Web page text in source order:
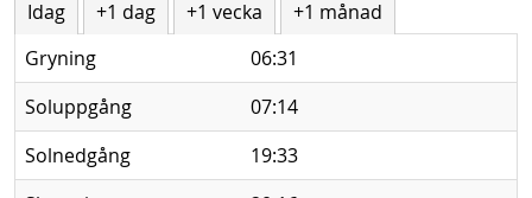
Idag +1 dag +1 vecka
+1 månad
Gryning
06:31
Soluppgång
07:14
Solnedgång
19:33